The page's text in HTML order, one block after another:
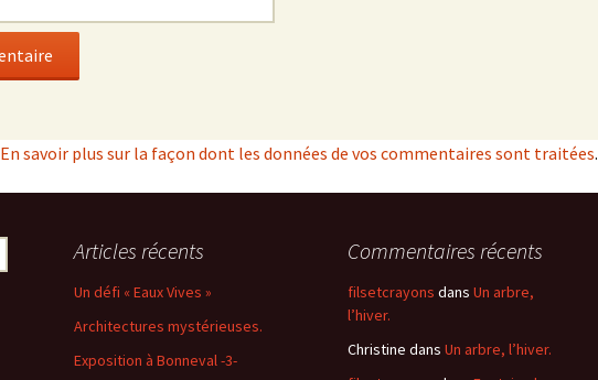
En savoir plus sur la façon dont les données de vos commentaires sont traitées.
Articles récents
Un défi « Eaux Vives »
Architectures mystérieuses.
Exposition à Bonneval -3-
Commentaires récents
filsetcrayons dans Un arbre,
l’hiver.
Christine dans Un arbre, l’hiver.